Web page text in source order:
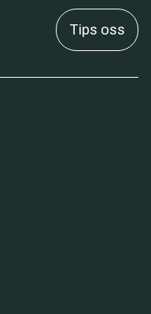
Tips oss